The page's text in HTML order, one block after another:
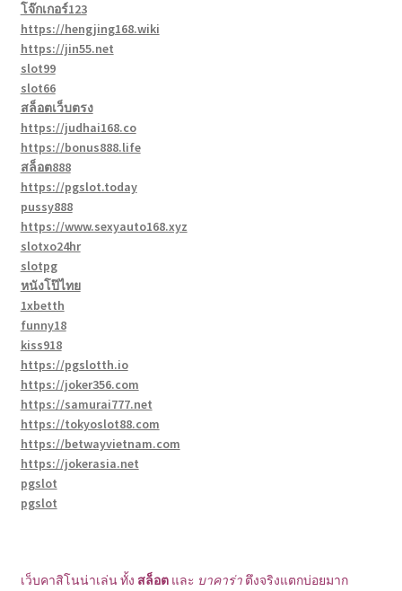
โจ๊กเกอร์123
https://hengjing168.wiki
https://jin55.net
slot99
slot66
สล็อตเว็บตรง
https://judhai168.co
https://bonus888.life
สล็อต888
https://pgslot.today
pussy888
https://www.sexyauto168.xyz
slotxo24hr
slotpg
หนังโป๊ไทย
1xbetth
funny18
kiss918
https://pgslotth.io
https://joker356.com
https://samurai777.net
https://tokyoslot88.com
https://betwayvietnam.com
https://jokerasia.net
pgslot
pgslot
เว็บคาสิโนน่าเล่น ทั้ง สล็อตและ บาคาร่าตึงจริงแตกบ่อยมาก